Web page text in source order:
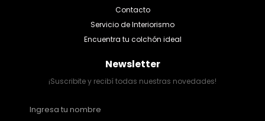
Contacto
Servicio de Interiorismo
Encuentra tu colchón ideal
Newsletter
¡Suscribite y recibí todas nuestras novedades!